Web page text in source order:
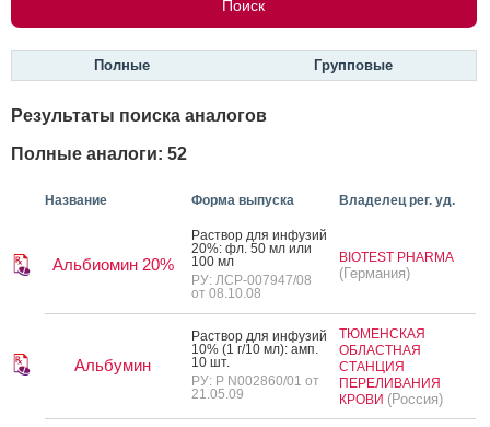
Полные Групповые
Результаты поиска аналогов
Полные аналоги: 52
Название Форма выпуска Владелец рег. уд.
Альбиомин 20%
Рас­твор для ин­фу­зий
20%: фл. 50 мл или
100 мл
РУ: ЛСР-007947/08
от 08.10.08
BIOTEST PHARMA
(Германия)
Альбумин
Рас­твор для ин­фу­зий
10% (1 г/10 мл): амп.
10 шт.
РУ: Р N002860/01 от
21.05.09
ТЮМЕНСКАЯ
ОБЛАСТНАЯ
СТАНЦИЯ
ПЕРЕЛИВАНИЯ
КРОВИ (Россия)